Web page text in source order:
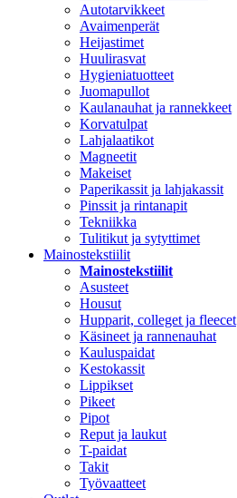
Autotarvikkeet
Avaimenperät
Heijastimet
Huulirasvat
Hygieniatuotteet
Juomapullot
Kaulanauhat ja rannekkeet
Korvatulpat
Lahjalaatikot
Magneetit
Makeiset
Paperikassit ja lahjakassit
Pinssit ja rintanapit
Tekniikka
Tulitikut ja sytyttimet
Mainostekstiilit
Mainostekstiilit
Asusteet
Housut
Hupparit, colleget ja fleecet
Käsineet ja rannenauhat
Kauluspaidat
Kestokassit
Lippikset
Pikeet
Pipot
Reput ja laukut
T-paidat
Takit
Työvaatteet